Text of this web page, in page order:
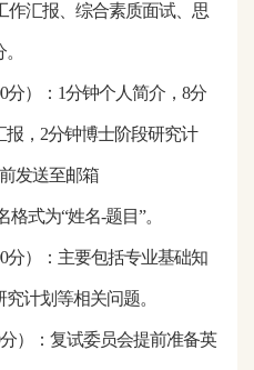
作汇报、综合素质面试、思
分）：1分钟个人简介，8分
报 ， 2分钟博士阶段研究计
发送至邮箱
格式为“姓名-题目”。
分）：主要包括专业基础知
计划等相关问题。
）： 复试委员会提前准备英